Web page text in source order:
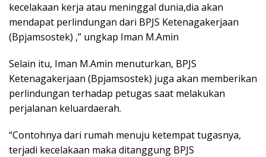
kecelakaan kerja atau meninggal dunia,dia akan
mendapat perlindungan dari BPJS Ketenagakerjaan
(Bpjamsostek) ,” ungkap Iman M.Amin
Selain itu, Iman M.Amin menuturkan, BPJS
Ketenagakerjaan (Bpjamsostek) juga akan memberikan
perlindungan terhadap petugas saat melakukan
perjalanan keluardaerah.
“Contohnya dari rumah menuju ketempat tugasnya,
terjadi kecelakaan maka ditanggung BPJS